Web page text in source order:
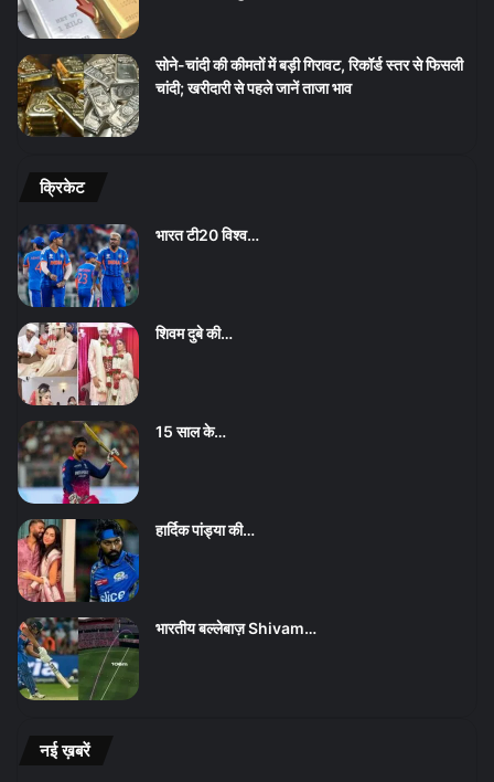
सोने-चांदी की कीमतों में बड़ी गिरावट, रिकॉर्ड स्तर से फिसली
चांदी; खरीदारी से पहले जानें ताजा भाव
क्रिकेट
भारत टी20 विश्व…
शिवम दुबे की…
15 साल के…
हार्दिक पांड्या की…
भारतीय बल्लेबाज़ Shivam…
नई ख़बरें